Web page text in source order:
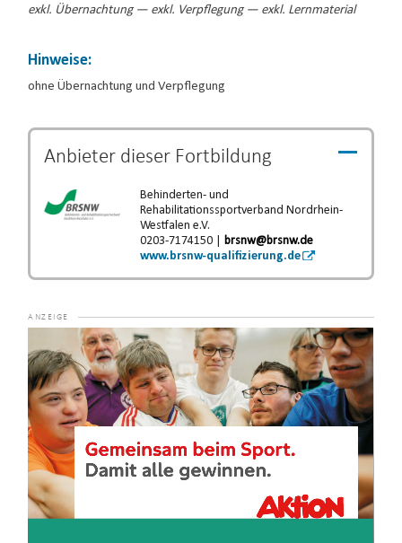
exkl. Übernachtung — exkl. Verpflegung — exkl. Lernmaterial
Hinweise:
ohne Übernachtung und Verpflegung
Anbieter dieser Fortbildung
Behinderten- und
Rehabilitationssportverband Nordrhein-
Westfalen e.V.
0203-7174150 | brsnw@brsnw.de
www.brsnw-qualifizierung.de
Player